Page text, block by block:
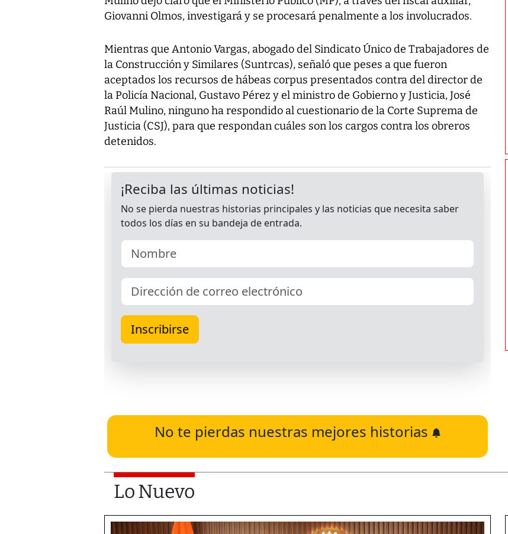
Giovanni Olmos, investigará y se procesará penalmente a los involucrados.
Mientras que Antonio Vargas, abogado del Sindicato Único de Trabajadores de
la Construcción y Similares (Suntrcas), señaló que peses a que fueron
aceptados los recursos de hábeas corpus presentados contra del director de
la Policía Nacional, Gustavo Pérez y el ministro de Gobierno y Justicia, José
Raúl Mulino, ninguno ha respondido al cuestionario de la Corte Suprema de
Justicia (CSJ), para que respondan cuáles son los cargos contra los obreros
detenidos.
No te pierdas nuestras mejores historias
Lo Nuevo